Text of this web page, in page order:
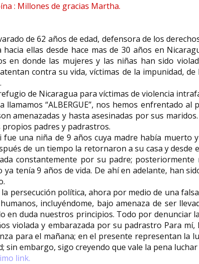
: Millones de gracias Martha.
de 62 años de edad, defensora de los
ellas desde hace mas de 30 años en
en donde las mujeres y las niñas han sido
contra su vida, víctimas de la impunidad,
de Nicaragua para víctimas de violencia
“ALBERGUE”, nos hemos enfrentado al
amenazadas y hasta asesinadas por sus
padres y padrastros.
fue una niña de 9 años cuya madre había muerto
de un tiempo la retornaron a su casa y desde
constantemente por su padre; posteriormente
tenía 9 años de vida. De ahí en adelante, han
persecución política, ahora por medio de una
incluyéndome, bajo amenaza de ser
en duda nuestros principios. Todo por denunciar
violada y embarazada por su padrastro Para
para el mañana; en el presente representan la
sin embargo, sigo creyendo que vale la pena
link.
Soledad Murillo
feminista,
política española
feminista, investigadora...